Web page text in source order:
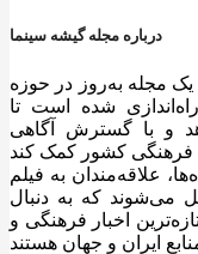
درباره مجله گیشه سینما
مجله به‌روز در حوزه
شده است تا
و با گسترش آگاهی
علاقه‌مندان به فیلم
می‌شوند که به دنبال
اخبار فرهنگی و